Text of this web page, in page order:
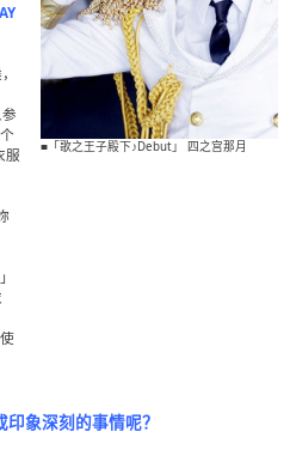
服
■「歌之王子殿下♪Debut」 四之宫那月
象深刻的事情呢？